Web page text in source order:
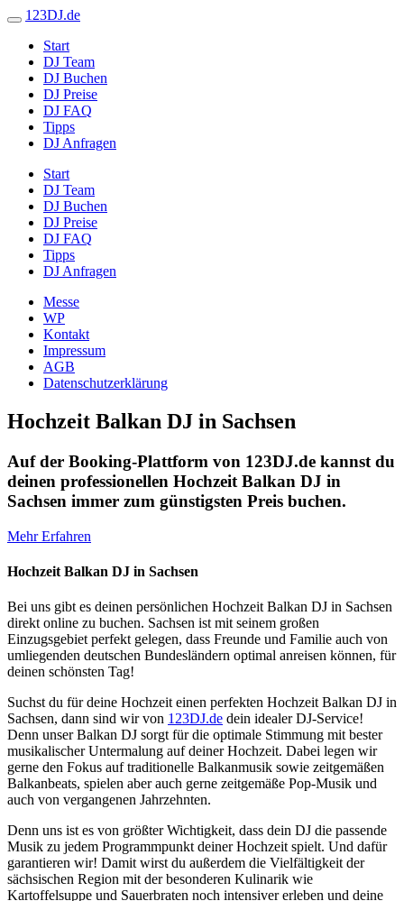
123DJ.de
Start
DJ Team
DJ Buchen
DJ Preise
DJ FAQ
Tipps
DJ Anfragen
Start
DJ Team
DJ Buchen
DJ Preise
DJ FAQ
Tipps
DJ Anfragen
Messe
WP
Kontakt
Impressum
AGB
Datenschutzerklärung
Hochzeit Balkan DJ in Sachsen
Auf der Booking-Plattform von 123DJ.de kannst du
deinen professionellen Hochzeit Balkan DJ in
Sachsen immer zum günstigsten Preis buchen.
Mehr Erfahren
Hochzeit Balkan DJ in Sachsen
Bei uns gibt es deinen persönlichen Hochzeit Balkan DJ in Sachsen
direkt online zu buchen. Sachsen ist mit seinem großen
Einzugsgebiet perfekt gelegen, dass Freunde und Familie auch von
umliegenden deutschen Bundesländern optimal anreisen können, für
deinen schönsten Tag!
Suchst du für deine Hochzeit einen perfekten Hochzeit Balkan DJ in
Sachsen, dann sind wir von 123DJ.de dein idealer DJ-Service!
Denn unser Balkan DJ sorgt für die optimale Stimmung mit bester
musikalischer Untermalung auf deiner Hochzeit. Dabei legen wir
gerne den Fokus auf traditionelle Balkanmusik sowie zeitgemäßen
Balkanbeats, spielen aber auch gerne zeitgemäße Pop-Musik und
auch von vergangenen Jahrzehnten.
Denn uns ist es von größter Wichtigkeit, dass dein DJ die passende
Musik zu jedem Programmpunkt deiner Hochzeit spielt. Und dafür
garantieren wir! Damit wirst du außerdem die Vielfältigkeit der
sächsischen Region mit der besonderen Kulinarik wie
Kartoffelsuppe und Sauerbraten noch intensiver erleben und deine